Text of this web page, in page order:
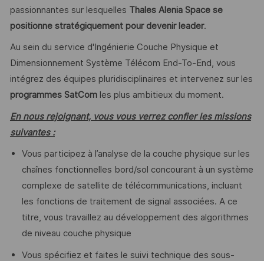
passionnantes sur lesquelles Thales Alenia Space se
positionne stratégiquement pour devenir leader.
Au sein du service d'Ingénierie Couche Physique et
Dimensionnement Système Télécom End-To-End, vous
intégrez des équipes pluridisciplinaires et intervenez sur les
programmes SatComles plus ambitieux du moment.
En nous rejoignant, vous vous verrez confier les missions
suivantes :
Vous participez à l’analyse de la couche physique sur les
chaînes fonctionnelles bord/sol concourant à un système
complexe de satellite de télécommunications, incluant
les fonctions de traitement de signal associées. A ce
titre, vous travaillez au développement des algorithmes
de niveau couche physique
Vous spécifiez et faites le suivi technique des sous-